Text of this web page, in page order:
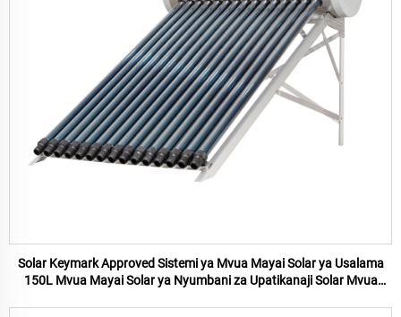
Solar Keymark Approved Sistemi ya Mvua Mayai Solar ya Usalama
150L Mvua Mayai Solar ya Nyumbani za Upatikanaji Solar Mvua